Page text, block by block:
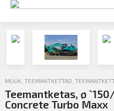
MÜÜK TEEMANTKETTAD
Teemantketas, ø
Concrete Turbo Maxx